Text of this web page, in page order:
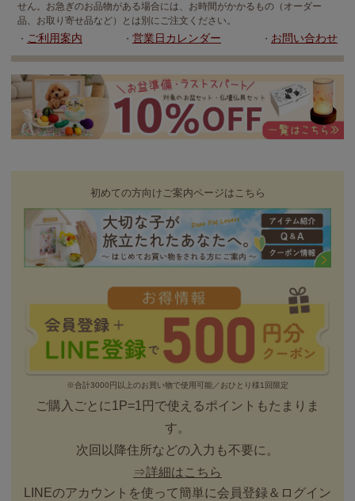
せん。お急ぎのお品物がある場合には、お時間がかかるもの（オーダー
品、お取り寄せ品など）とは別にご注文ください。
・ ご利用案内 ・ 営業日カレンダー ・ お問い合わせ
初めての方向けご案内ページはこちら
※合計3000円以上のお買い物で使用可能／おひとり様1回限定
ご購入ごとに1P=1円で使えるポイントもたまりま
す。
次回以降住所などの入力も不要に。
⇒詳細はこちら
LINEのアカウントを使って簡単に会員登録＆ログイン